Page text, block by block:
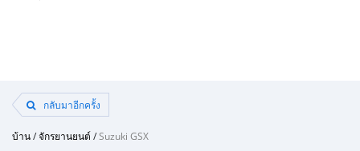
กลับมาอีกครั้ง
บ้าน/จักรยานยนต์/Suzuki GSX